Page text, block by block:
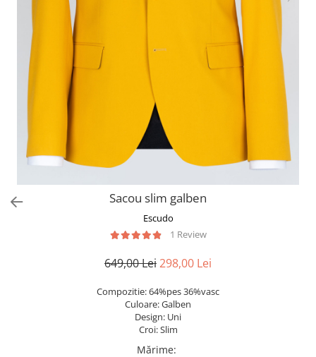
Sacou slim galben
Escudo
1 Review
649,00 Lei298,00 Lei
Compozitie: 64%pes 36%vasc
Culoare: Galben
Design: Uni
Croi: Slim
Mărime: